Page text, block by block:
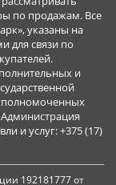
по продажам. Все
указаны на
для связи по
и
и услуг: +375 (17)
192181777 от